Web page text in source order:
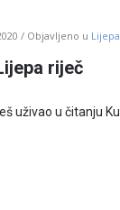
Objavljeno u
riječ
uživao u čitanju